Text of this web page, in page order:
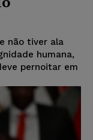
não tiver ala
humana,
pernoitar em